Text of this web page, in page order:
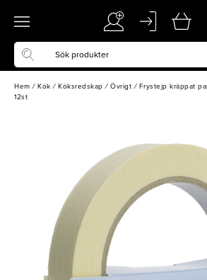
Hem / Kök / Köksredskap / Övrigt / Frystejp kräppat
12st